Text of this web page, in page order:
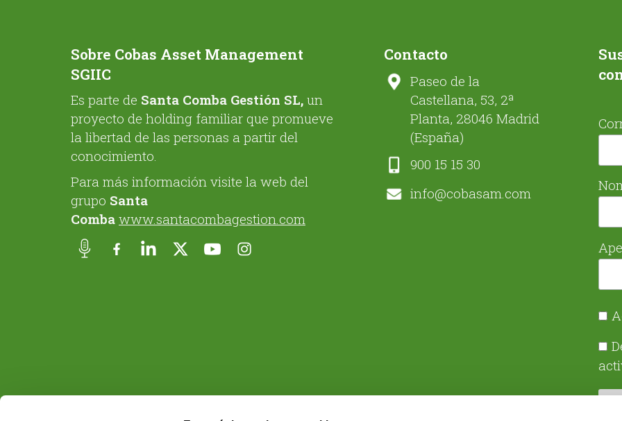
Sobre Cobas Asset Management
SGIIC
Es parte de Santa Comba Gestión SL, un
proyecto de holding familiar que promueve
la libertad de las personas a partir del
conocimiento.
Para más información visite la web del
grupo Santa
Comba www.santacombagestion.com
Contacto
Paseo de la
Castellana, 53, 2ª
Planta, 28046 Madrid
(España)
900 15 15 30
info@cobasam.com